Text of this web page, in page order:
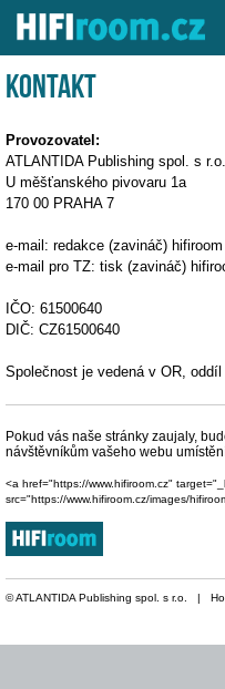
Server o Hi-Fi a AV technice
Kontakt
Provozovatel:
ATLANTIDA Publishing spol. s r.o.
U měšťanského pivovaru 1a
170 00 PRAHA 7
e-mail: redakce (zavináč)
e-mail pro TZ: tisk (zavináč)
IČO: 61500640
DIČ: CZ61500640
Společnost je vedená v OR,
Pokud vás naše stránky zaujaly,
návštěvníkům vašeho webu
<a href="https://www.hifiroom.cz"
src="https://www.hifiroom.cz/images/
© ATLANTIDA Publishing spol. s r.o. |